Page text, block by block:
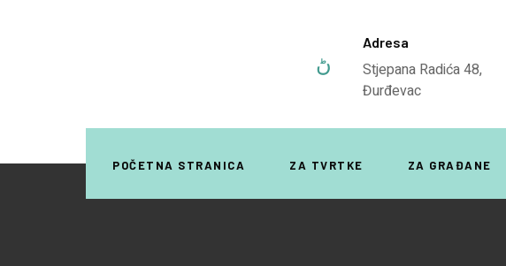
Adresa
Stjepana Radića 48,
Đurđevac
POČETNA STRANICA ZA TVRTKE ZA GRAĐANE